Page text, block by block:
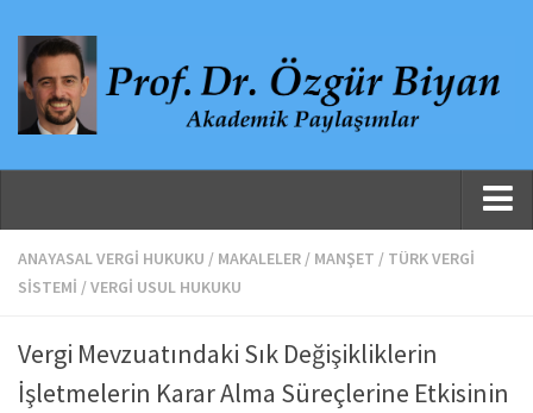
Ana Sayfa
Hakkında
ANAYASAL VERGI HUKUKU / MAKALELER / MANŞET / TÜRK VERGI
SISTEMI /VERGI USUL HUKUKU
Vergi Mevzuatındaki Sık Değişikliklerin
İşletmelerin Karar Alma Süreçlerine Etkisinin